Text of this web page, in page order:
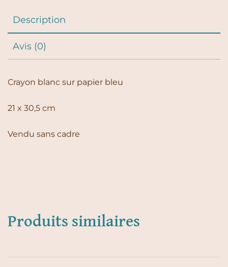
Description
Avis (0)
Crayon blanc sur papier bleu
21 x 30,5 cm
Vendu sans cadre
Produits similaires